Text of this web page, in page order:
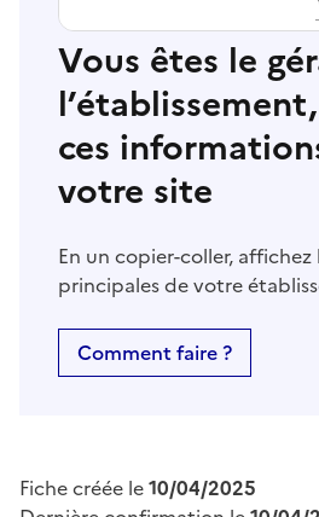
Vous êtes le
ces
votre site
En un copier-coller,
principales de votre
Comment faire ?
Fiche créée le10/04/2025